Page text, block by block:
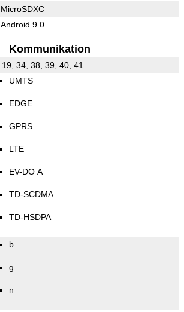
MicroSDXC
Android 9.0
Kommunikation
19, 34, 38, 39, 40, 41
UMTS
EDGE
GPRS
LTE
EV-DO A
TD-SCDMA
TD-HSDPA
b
g
n